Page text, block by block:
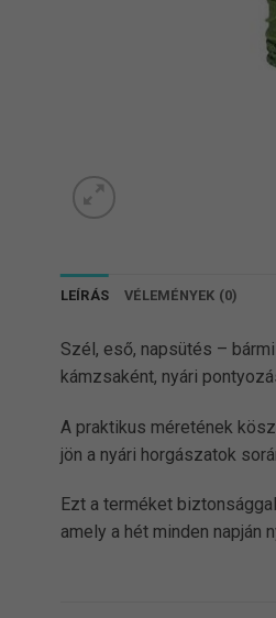
LEÍRÁS VÉLEMÉNYEK (0)
Szél, eső, napsütés –
kámzsaként, nyári
A praktikus méretének
jön a nyári horgászatok
Ezt a terméket
amely a hét minden napján